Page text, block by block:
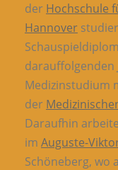
der Hochschule
Hannover
darauffolgenden
Medizinstudium
der
Daraufhin
im Auguste-
Schöneberg, wo